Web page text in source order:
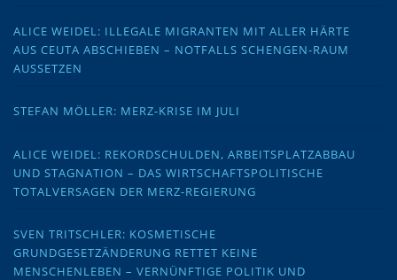
ALICE WEIDEL: ILLEGALE MIGRANTEN MIT ALLER HÄRTE
AUS CEUTA ABSCHIEBEN – NOTFALLS SCHENGEN-RAUM
AUSSETZEN
STEFAN MÖLLER: MERZ-KRISE IM JULI
ALICE WEIDEL: REKORDSCHULDEN, ARBEITSPLATZABBAU
UND STAGNATION – DAS WIRTSCHAFTSPOLITISCHE
TOTALVERSAGEN DER MERZ-REGIERUNG
SVEN TRITSCHLER: KOSMETISCHE
GRUNDGESETZÄNDERUNG RETTET KEINE
MENSCHENLEBEN – VERNÜNFTIGE POLITIK UND